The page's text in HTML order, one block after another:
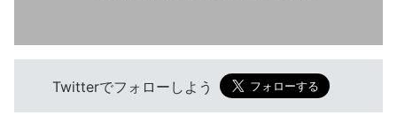
Twitterでフォローしよう